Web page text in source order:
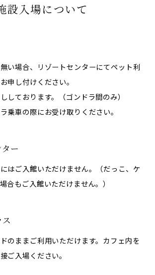
設入場について
い場合、リゾートセンターにてペット利
申し付けください。
しております。（ゴンドラ間のみ）
乗車の際にお受け取りください。
ー
はご入館いただけません。（だっこ、ケ
合もご入館いただけません。）
のままご利用いただけます。カフェ内を
ご入場ください。